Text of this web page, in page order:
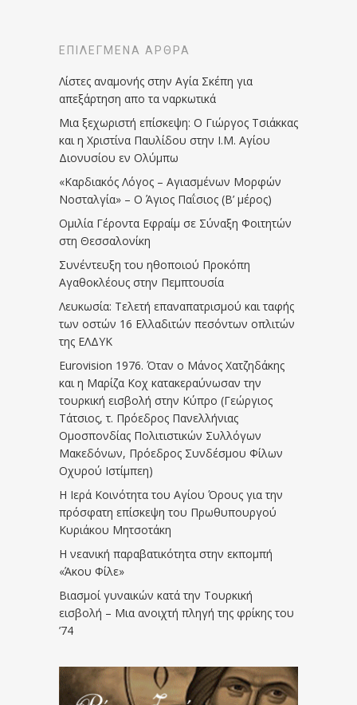
ΕΠΙΛΕΓΜΈΝΑ ΆΡΘΡΑ
Λίστες αναμονής στην Αγία Σκέπη για
απεξάρτηση απο τα ναρκωτικά
Μια ξεχωριστή επίσκεψη: Ο Γιώργος Τσιάκκας
και η Χριστίνα Παυλίδου στην Ι.Μ. Αγίου
Διονυσίου εν Ολύμπω
«Καρδιακός Λόγος – Αγιασμένων Μορφών
Νοσταλγία» – Ο Άγιος Παΐσιος (Β’ μέρος)
Ομιλία Γέροντα Εφραίμ σε Σύναξη Φοιτητών
στη Θεσσαλονίκη
Συνέντευξη του ηθοποιού Προκόπη
Αγαθοκλέους στην Πεμπτουσία
Λευκωσία: Τελετή επαναπατρισμού και ταφής
των οστών 16 Ελλαδιτών πεσόντων οπλιτών
της ΕΛΔΥΚ
Eurovision 1976. Όταν ο Μάνος Χατζηδάκης
και η Μαρίζα Κοχ κατακεραύνωσαν την
τουρκική εισβολή στην Κύπρο (Γεώργιος
Τάτσιος, τ. Πρόεδρος Πανελλήνιας
Ομοσπονδίας Πολιτιστικών Συλλόγων
Μακεδόνων, Πρόεδρος Συνδέσμου Φίλων
Οχυρού Ιστίμπεη)
Η Ιερά Κοινότητα του Αγίου Όρους για την
πρόσφατη επίσκεψη του Πρωθυπουργού
Κυριάκου Μητσοτάκη
Η νεανική παραβατικότητα στην εκπομπή
«Άκου Φίλε»
Βιασμοί γυναικών κατά την Τουρκική
εισβολή – Μια ανοιχτή πληγή της φρίκης του
’74